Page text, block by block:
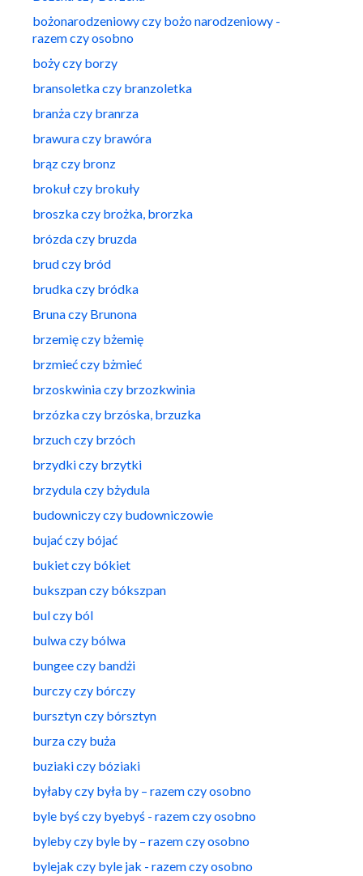
bożonarodzeniowy czy bożo narodzeniowy -
razem czy osobno
boży czy borzy
bransoletka czy branzoletka
branża czy branrza
brawura czy brawóra
brąz czy bronz
brokuł czy brokuły
broszka czy brożka, brorzka
brózda czy bruzda
brud czy bród
brudka czy bródka
Bruna czy Brunona
brzemię czy bżemię
brzmieć czy bżmieć
brzoskwinia czy brzozkwinia
brzózka czy brzóska, brzuzka
brzuch czy brzóch
brzydki czy brzytki
brzydula czy bżydula
budowniczy czy budowniczowie
bujać czy bójać
bukiet czy bókiet
bukszpan czy bókszpan
bul czy ból
bulwa czy bólwa
bungee czy bandżi
burczy czy bórczy
bursztyn czy bórsztyn
burza czy buża
buziaki czy bóziaki
byłaby czy była by – razem czy osobno
byle byś czy byebyś - razem czy osobno
byleby czy byle by – razem czy osobno
bylejak czy byle jak - razem czy osobno